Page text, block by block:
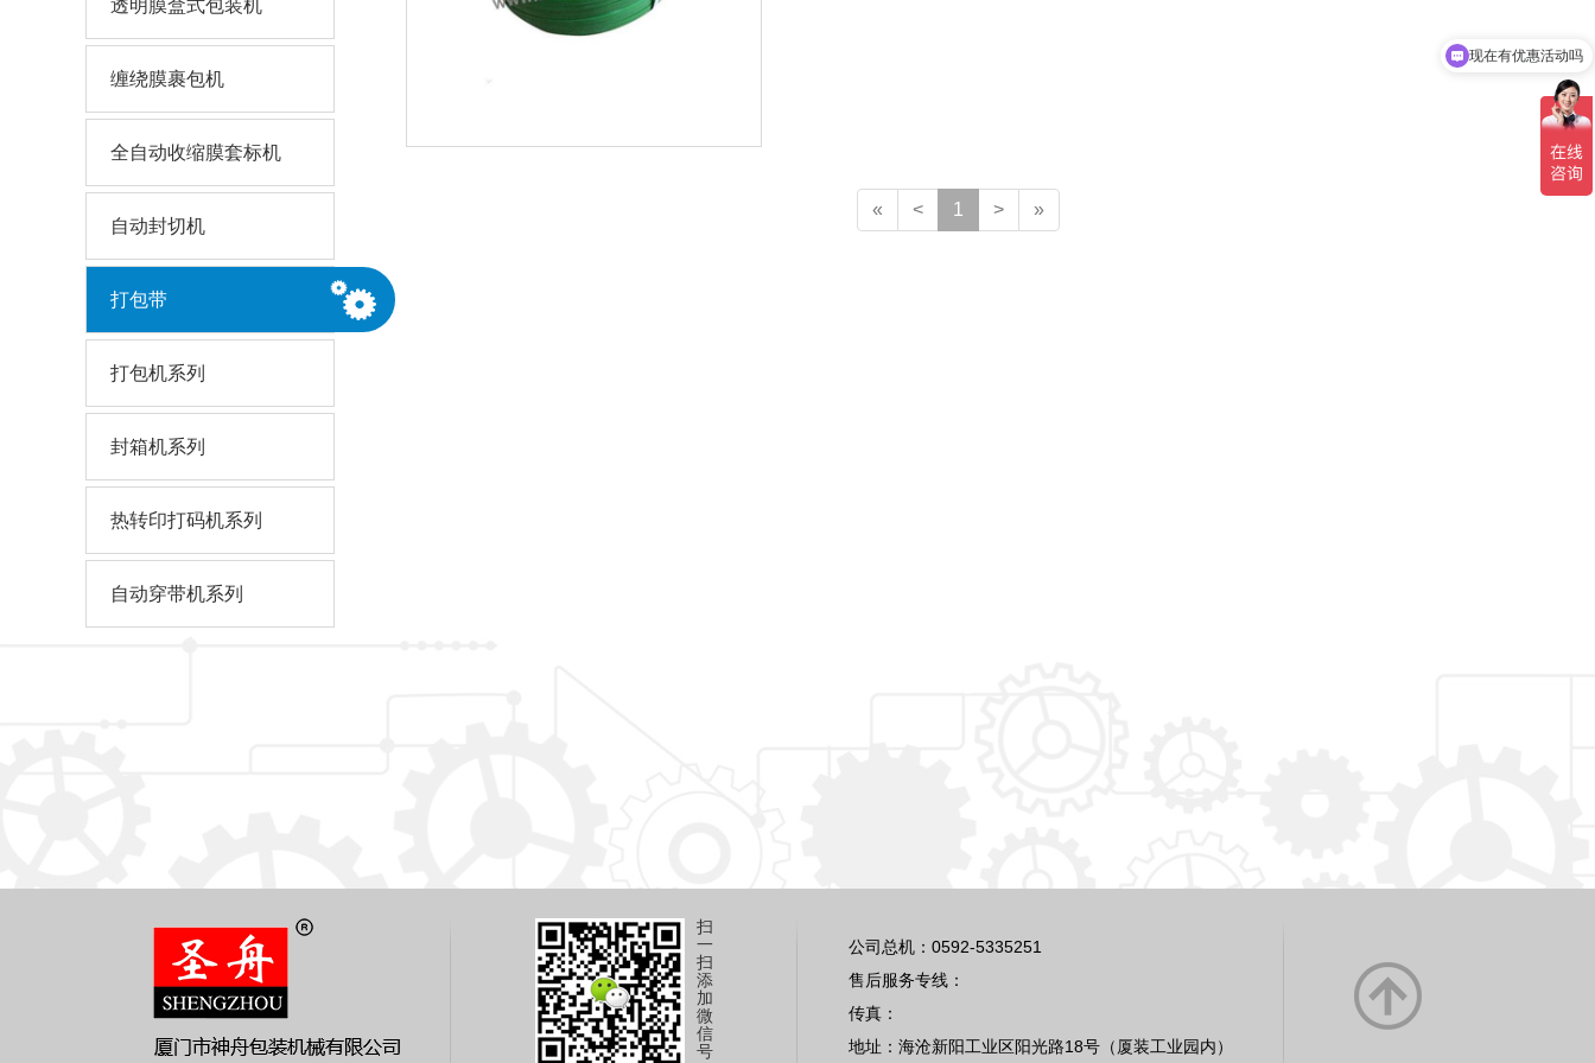
透明膜盒式包装机
缠绕膜裹包机
全自动收缩膜套标机
自动封切机
打包带
打包机系列
封箱机系列
热转印打码机系列
自动穿带机系列
« < 1 > »
扫
一
扫
添
加
微
信
号
公司总机：0592-5335251
售后服务专线：
传真：
地址：海沧新阳工业区阳光路18号（厦装工业园内）
现在有优惠活动吗